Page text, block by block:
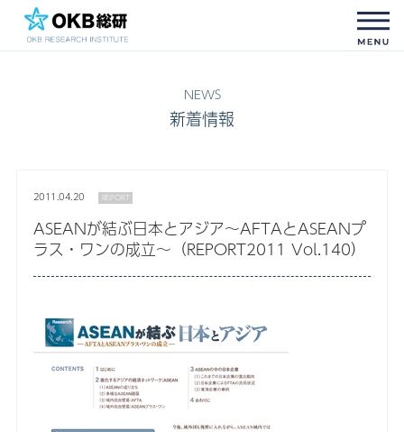
新着情報
2011.04.20 REPORT
ASEANが結ぶ日本とアジア～AFTAとASEANプ
ラス・ワンの成立～（REPORT2011 Vol.140）